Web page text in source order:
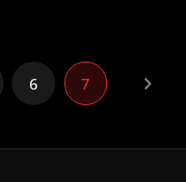
rozpoczęła swoją
6 7